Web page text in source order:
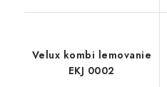
Velux kombi lemovanie
EKJ 0002